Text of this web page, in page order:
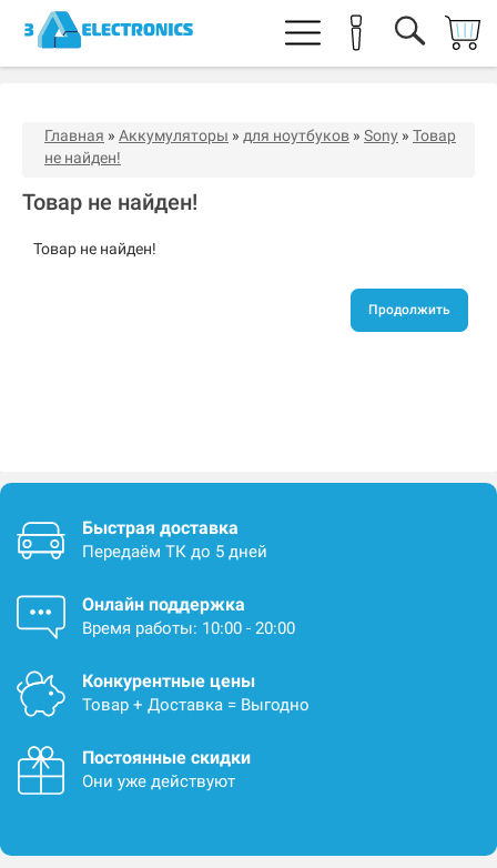
Главная » Аккумуляторы » для ноутбуков » Sony » Товар
не найден!
Товар не найден!
Товар не найден!
Продолжить
Быстрая доставка
Передаём ТК до 5 дней
Онлайн поддержка
Время работы: 10:00 - 20:00
Конкурентные цены
Товар + Доставка = Выгодно
Постоянные скидки
Они уже действуют